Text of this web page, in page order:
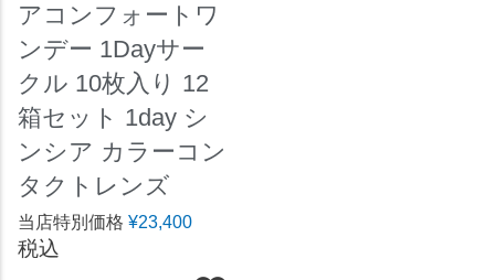
アコンフォートワ
ンデー 1Dayサー
クル 10枚入り 12
箱セット 1day シ
ンシア カラーコン
タクトレンズ
当店特別価格 ¥23,400
税込